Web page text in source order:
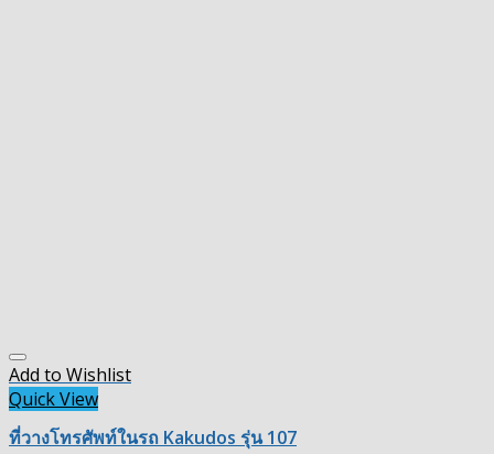
Add to Wishlist
Quick View
ที่วางโทรศัพท์ในรถ Kakudos รุ่น 107